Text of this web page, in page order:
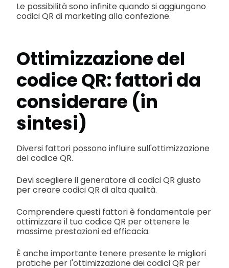
Le possibilità sono infinite quando si aggiungono
codici QR di marketing alla confezione.
Ottimizzazione del
codice QR: fattori da
considerare (in
sintesi)
Diversi fattori possono influire sull'ottimizzazione
del codice QR.
Devi scegliere il generatore di codici QR giusto
per creare codici QR di alta qualità.
Comprendere questi fattori è fondamentale per
ottimizzare il tuo codice QR per ottenere le
massime prestazioni ed efficacia.
È anche importante tenere presente le migliori
pratiche per l'ottimizzazione dei codici QR per